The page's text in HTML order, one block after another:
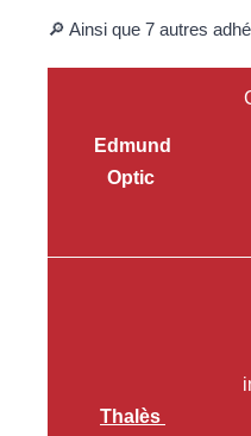
🔎 Ainsi que 7 autres
Edmund
Optic
Thalès